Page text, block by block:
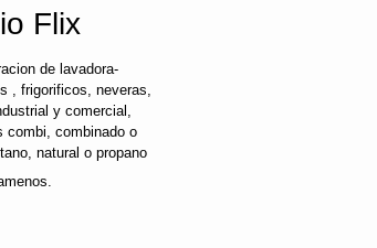
Flix
de lavadora-
, frigorificos, neveras,
y comercial,
combi, combinado o
natural o propano